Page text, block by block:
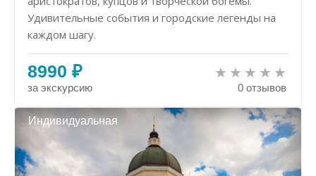
Удивительные события и городские легенды на
каждом шагу.
8990 ₽
за экскурсию 0 отзывов
Индивидуальная